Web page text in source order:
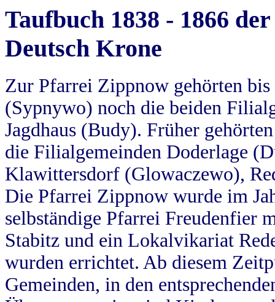
Taufbuch 1838 - 1866
Deutsch Krone
Zur Pfarrei Zippnow gehörten
(Sypnywo) noch die beiden
Jagdhaus (Budy). Früher
die Filialgemeinden Doderlage
Klawittersdorf (Glowaczewo),
Die Pfarrei Zippnow wurde im
selbständige Pfarrei Freudenfier
Stabitz und ein Lokalvikariat
wurden errichtet. Ab diesem
Gemeinden, in den